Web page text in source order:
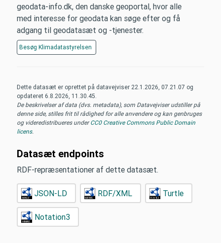
geodata-info.dk, den danske geoportal, hvor alle
med interesse for geodata kan søge efter og få
adgang til geodatasæt og -tjenester.
Besøg Klimadatastyrelsen
Dette datasæt er oprettet på datavejviser 22.1.2026, 07.21.07 og
opdateret 6.8.2026, 11.30.45
De beskrivelser af data (dvs. metadata), som Datavejviser udstiller på
denne side, stilles frit til rådighed for alle anvendere og kan genbruges
og videredistribueres underCC0 Creative Commons Public Domain
licens.
Datasæt endpoints
RDF-repræsentationer af dette datasæt.
JSON-LD RDF/XML Turtle
Notation3